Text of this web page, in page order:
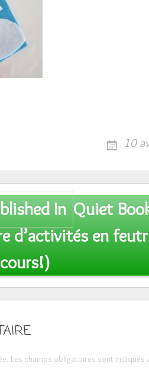
10
In Quiet
d’activités en
Les champs obligatoires sont indiqués